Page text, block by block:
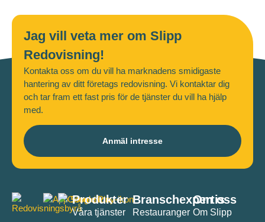
Jag vill veta mer om Slipp
Redovisning!
Kontakta oss om du vill ha marknadens smidigaste
hantering av ditt företags redovisning. Vi kontaktar dig
och tar fram ett fast pris för de tjänster du vill ha hjälp
med.
Anmäl intresse
Produkter
Våra tjänster
Branschexpertis
Restauranger
Om oss
Om Slipp